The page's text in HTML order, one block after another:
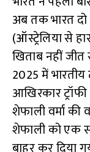
अब तक भारत
(ऑस्ट्रेलिया से
खिताब नहीं जीत
2025 में
आखिरकार
शेफाली वर्मा की
शेफाली को एक